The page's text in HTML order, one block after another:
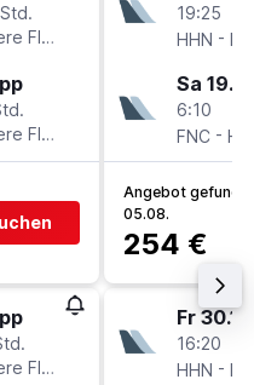
Fluglinien
Fluglinien
Fluglinien
19:25
HHN -
Sa 19.9.
6:10
FNC -
Angebot
05.08.
254 €
Fr
16:20
HHN -